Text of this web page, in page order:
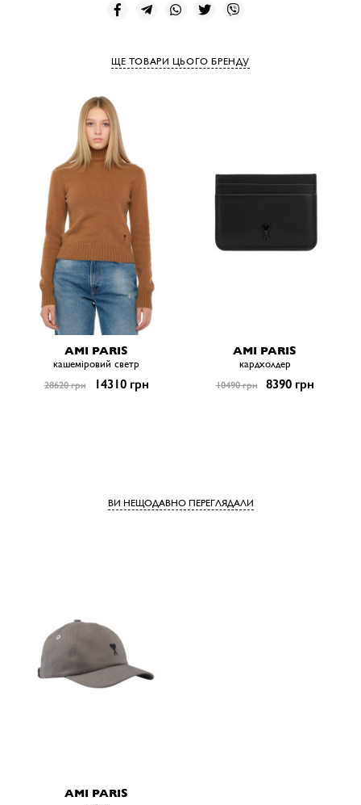
ЩЕ ТОВАРИ ЦЬОГО БРЕНДУ
AMI PARIS
кашеміровий светр
28620 грн 14310 грн
AMI PARIS
кардхолдер
10490 грн 8390 грн
ВИ НЕЩОДАВНО ПЕРЕГЛЯДАЛИ
AMI PARIS